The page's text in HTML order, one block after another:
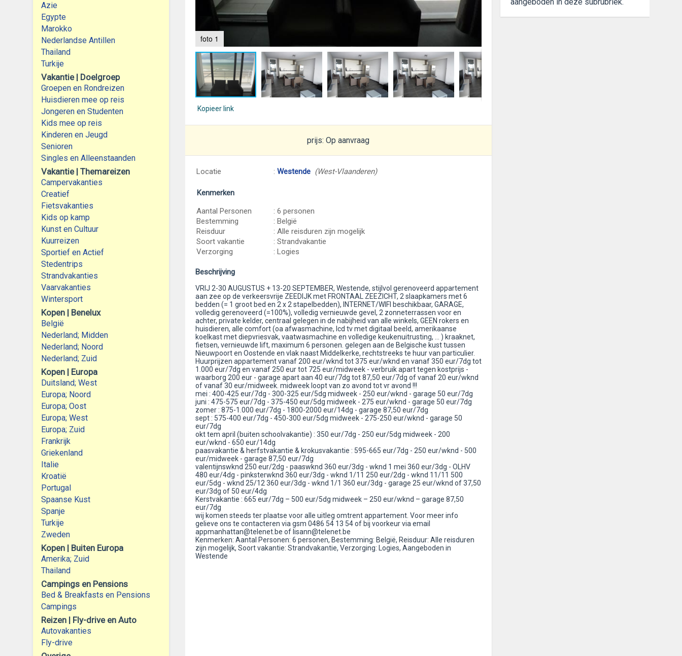
Azie
Egypte
Marokko
Nederlandse Antillen
Thailand
Turkije
Vakantie | Doelgroep
Groepen en Rondreizen
Huisdieren mee op reis
Jongeren en Studenten
Kids mee op reis
Kinderen en Jeugd
Senioren
Singles en Alleenstaanden
Vakantie | Themareizen
Campervakanties
Creatief
Fietsvakanties
Kids op kamp
Kunst en Cultuur
Kuurreizen
Sportief en Actief
Stedentrips
Strandvakanties
Vaarvakanties
Wintersport
Kopen | Benelux
België
Nederland; Midden
Nederland; Noord
Nederland; Zuid
Kopen | Europa
Duitsland; West
Europa; Noord
Europa; Oost
Europa; West
Europa; Zuid
Frankrijk
Griekenland
Italie
Kroatië
Portugal
Spaanse Kust
Spanje
Turkije
Zweden
Kopen | Buiten Europa
Amerika; Zuid
Thailand
Campings en Pensions
Bed & Breakfasts en Pensions
Campings
Reizen | Fly-drive en Auto
Autovakanties
Fly-drive
foto 1
Kopieer link
prijs: Op aanvraag
Locatie : Westende (West-Vlaanderen)
Kenmerken
Aantal Personen
: 6 personen
Bestemming
: België
Reisduur
: Alle reisduren zijn mogelijk
Soort vakantie
: Strandvakantie
Verzorging
: Logies
Beschrijving
VRIJ 2-30 AUGUSTUS + 13-20 SEPTEMBER, Westende, stijlvol gerenoveerd appartement
aan zee op de verkeersvrije ZEEDIJK met FRONTAAL ZEEZICHT, 2 slaapkamers met 6
bedden (= 1 groot bed en 2 x 2 stapelbedden), INTERNET/WIFI beschikbaar, GARAGE,
volledig gerenoveerd (=100%), volledig vernieuwde gevel, 2 zonneterrassen voor en
achter, private kelder, centraal gelegen in de nabijheid van alle winkels, GEEN rokers en
huisdieren, alle comfort (oa afwasmachine, lcd tv met digitaal beeld, amerikaanse
koelkast met diepvriesvak, vaatwasmachine en volledige keukenuitrusting, ... ) kraaknet,
fietsen, vernieuwde lift, maximum 6 personen. gelegen aan de Belgische kust tussen
Nieuwpoort en Oostende en vlak naast Middelkerke, rechtstreeks te huur van particulier.
Huurprijzen appartement vanaf 200 eur/wknd tot 375 eur/wknd en vanaf 350 eur/7dg tot
1.000 eur/7dg en vanaf 250 eur tot 725 eur/midweek - verbruik apart tegen kostprijs -
waarborg 200 eur - garage apart aan 40 eur/7dg tot 87,50 eur/7dg of vanaf 20 eur/wknd
of vanaf 30 eur/midweek. midweek loopt van zo avond tot vr avond !!!
mei : 400-425 eur/7dg - 300-325 eur/5dg midweek - 250 eur/wknd - garage 50 eur/7dg
juni : 475-575 eur/7dg - 375-450 eur/5dg midweek - 275 eur/wknd - garage 50 eur/7dg
zomer : 875-1.000 eur/7dg - 1800-2000 eur/14dg - garage 87,50 eur/7dg
sept : 575-400 eur/7dg - 450-300 eur/5dg midweek - 275-250 eur/wknd - garage 50
eur/7dg
okt tem april (buiten schoolvakantie) : 350 eur/7dg - 250 eur/5dg midweek - 200
eur/wknd - 650 eur/14dg
paasvakantie & herfstvakantie & krokusvakantie : 595-665 eur/7dg - 250 eur/wknd - 500
eur/midweek - garage 87,50 eur/7dg
valentijnswknd 250 eur/2dg - paaswknd 360 eur/3dg - wknd 1 mei 360 eur/3dg - OLHV
480 eur/4dg - pinksterwknd 360 eur/3dg - wknd 1/11 250 eur/2dg - wknd 11/11 500
eur/5dg - wknd 25/12 360 eur/3dg - wknd 1/1 360 eur/3dg - garage 25 eur/wknd of 37,50
eur/3dg of 50 eur/4dg
Kerstvakantie : 665 eur/7dg – 500 eur/5dg midweek – 250 eur/wknd – garage 87,50
eur/7dg
wij komen steeds ter plaatse voor alle uitleg omtrent appartement. Voor meer info
gelieve ons te contacteren via gsm 0486 54 13 54 of bij voorkeur via email
appmanhattan@telenet.be of lisann@telenet.be
Kenmerken: Aantal Personen: 6 personen, Bestemming: België, Reisduur: Alle reisduren
zijn mogelijk, Soort vakantie: Strandvakantie, Verzorging: Logies, Aangeboden in
Westende
aangeboden in deze subrubriek.